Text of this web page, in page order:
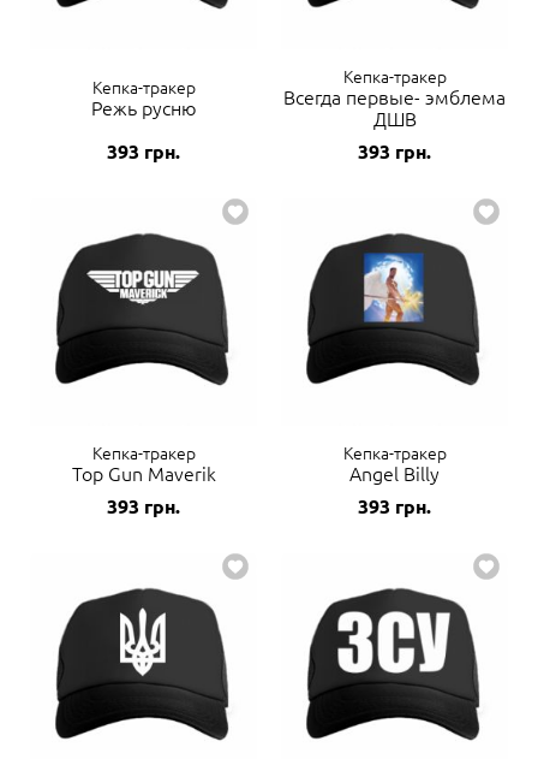
Кепка-тракер
Режь русню
393 грн.
Кепка-тракер
Всегда первые- эмблема
ДШВ
393 грн.
Кепка-тракер
Top Gun Maverik
393 грн.
Кепка-тракер
Angel Billy
393 грн.